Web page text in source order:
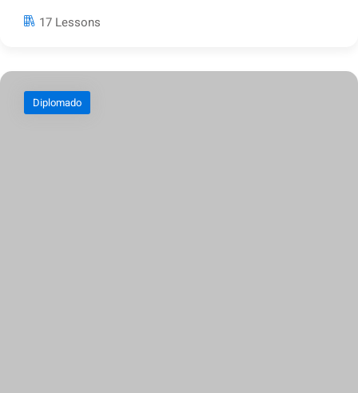
17 Lessons
Diplomado